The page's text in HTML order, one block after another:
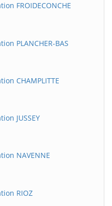
FROIDECONCHE
PLANCHER-BAS
CHAMPLITTE
JUSSEY
NAVENNE
RIOZ